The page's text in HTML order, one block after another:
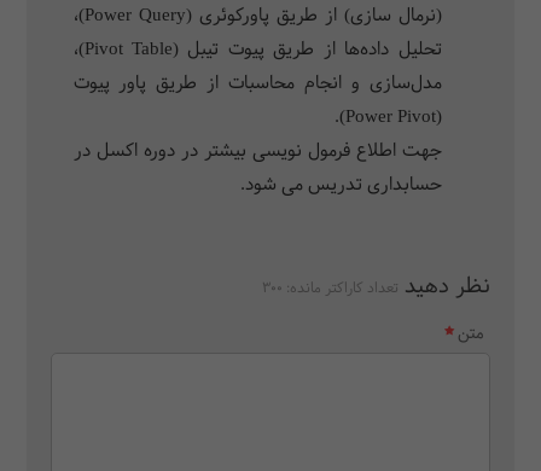
(نرمال سازی) از طریق پاورکوئری (Power Query)،
تحلیل داده‌ها از طریق پیوت تیبل (Pivot Table)،
مدل‌سازی و انجام محاسبات از طریق پاور پیوت
(Power Pivot).
جهت اطلاع فرمول نویسی بیشتر در دوره اکسل در
حسابداری تدریس می شود.
نظر دهید تعداد کاراکتر مانده: 300
متن